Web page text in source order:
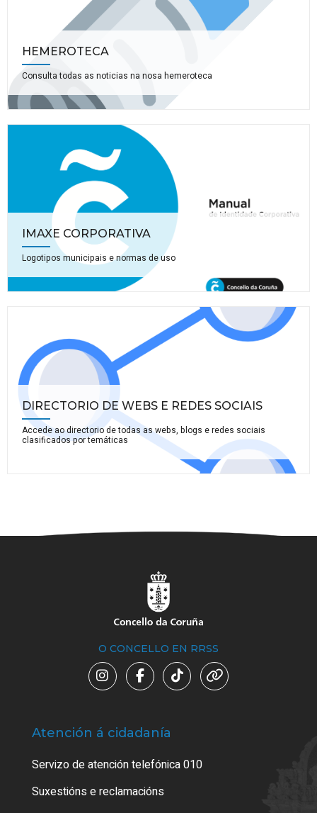
HEMEROTECA
Consulta todas as noticias na nosa hemeroteca
IMAXE CORPORATIVA
Logotipos municipais e normas de uso
DIRECTORIO DE WEBS E REDES SOCIAIS
Accede ao directorio de todas as webs, blogs e redes sociais
clasificados por temáticas
O CONCELLO EN RRSS
Atención á cidadanía
Servizo de atención telefónica 010
Suxestións e reclamacións